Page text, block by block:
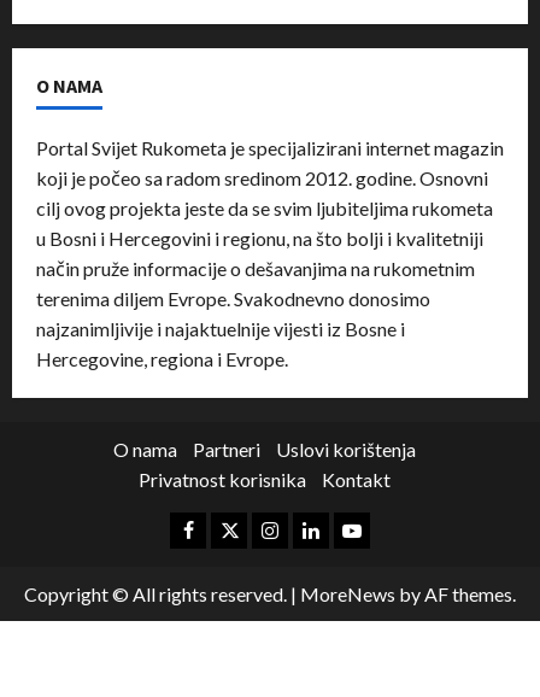
O NAMA
Portal Svijet Rukometa je specijalizirani internet magazin
koji je počeo sa radom sredinom 2012. godine. Osnovni
cilj ovog projekta jeste da se svim ljubiteljima rukometa
u Bosni i Hercegovini i regionu, na što bolji i kvalitetniji
način pruže informacije o dešavanjima na rukometnim
terenima diljem Evrope. Svakodnevno donosimo
najzanimljivije i najaktuelnije vijesti iz Bosne i
Hercegovine, regiona i Evrope.
O nama Partneri
Uslovi korištenja
Privatnost korisnika
Kontakt
Copyright © All rights reserved. | MoreNews by AF themes.